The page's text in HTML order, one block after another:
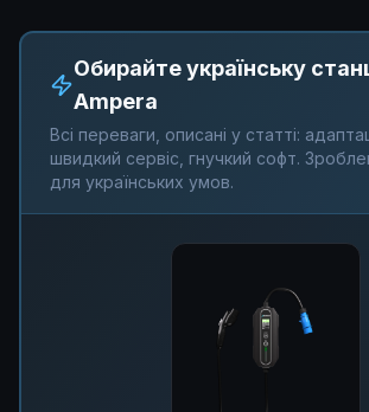
Обирайте українську
Ampera
Всі переваги, описані у статті:
швидкий сервіс, гнучкий софт.
для українських умов.